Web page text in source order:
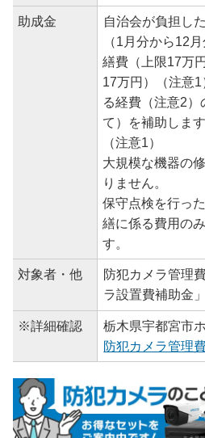
助成金
自治会が負担し
（1月分から12
繕費（上限17万
17万円）（注意
る経費（注意2
て）を補助します
（注意1）
大規模な機器の
りません。
保守点検を行っ
繕に係る費用の
す。
対象者・他
防犯カメラ管理
ラ設置費補助金
※詳細確認
栃木県宇都宮市
防犯カメラ管理